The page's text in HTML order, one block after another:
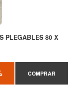
PLEGABLES 80 X
COMPRAR